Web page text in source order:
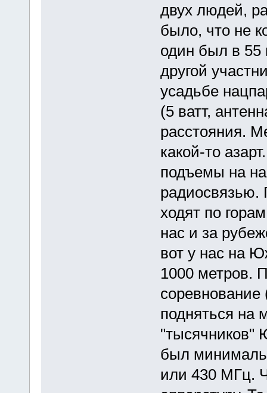
двух людей,
было, что не
один был в 55
другой
усадьбе
(5 ватт,
расстояния.
какой-то
подъемы на
радиосвязью.
ходят по
нас и за
вот у нас на
1000 метров.
соревнование
подняться на
"тысячников"
был
или 430 МГц.